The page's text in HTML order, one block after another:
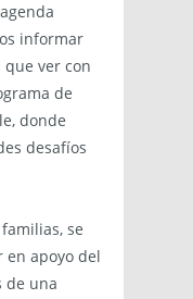
informar
ver con
de
donde
desafíos
se
apoyo del
de una